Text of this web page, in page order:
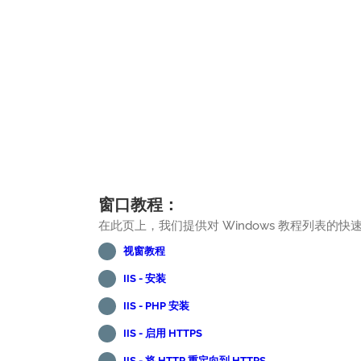
窗口教程：
在此页上，我们提供对 Windows 教程列表的快
视窗教程
IIS - 安装
IIS - PHP 安装
IIS - 启用 HTTPS